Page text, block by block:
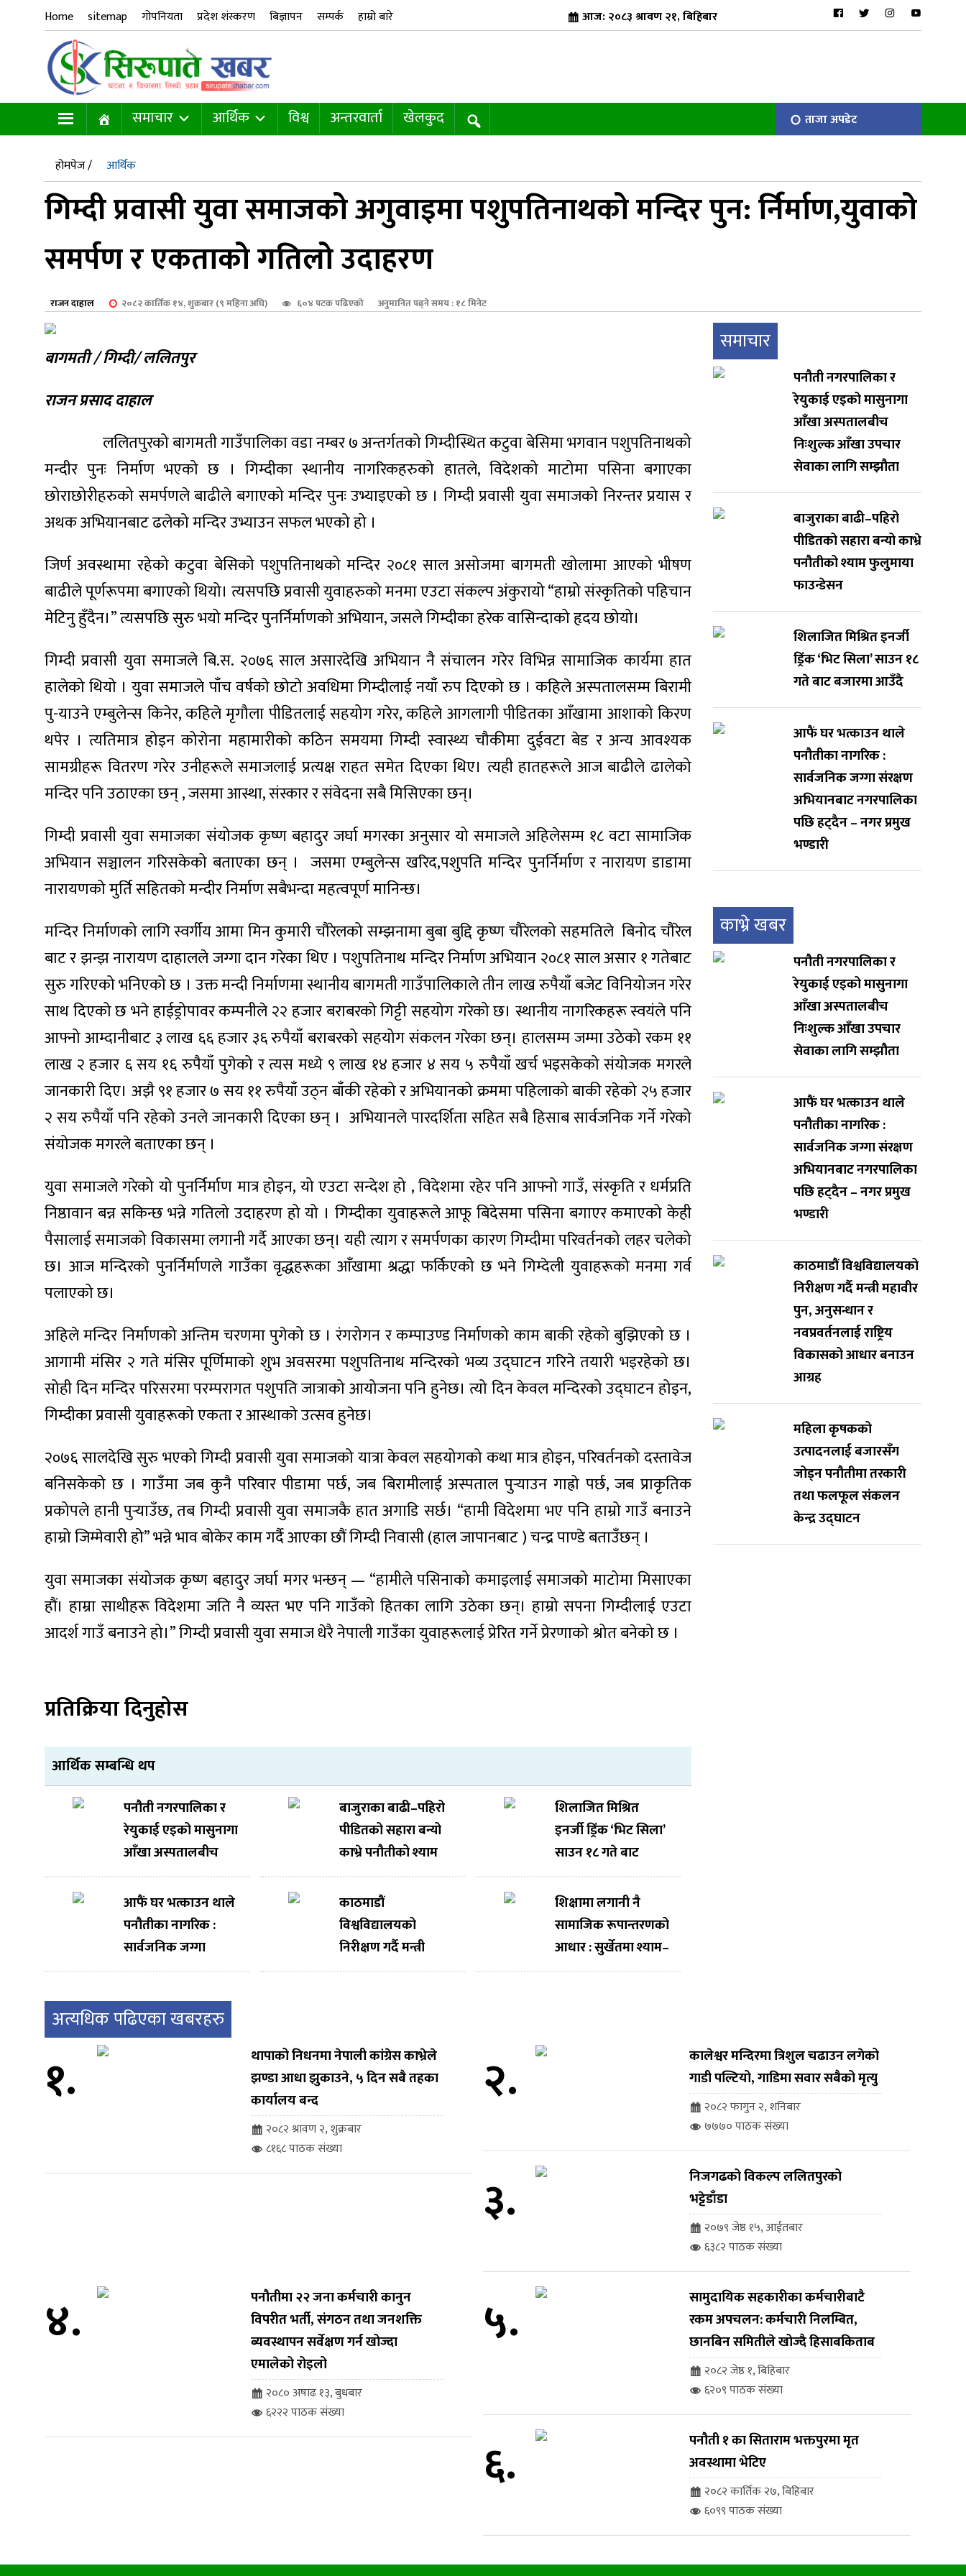
Home sitemap गोपनियता प्रदेश शंस्करण बिज्ञापन सम्पर्क हाम्रो बारे आज: २०८३ श्रावण २१, बिहिबार
समाचार आर्थिक विश्व अन्तरवार्ता खेलकुद ताजा अपडेट
होमपेज / आर्थिक
गिम्दी प्रवासी युवा समाजको अगुवाइमा पशुपतिनाथको मन्दिर पुन: र्निर्माण,युवाको
समर्पण र एकताको गतिलो उदाहरण
राजन दाहाल २०८२ कार्तिक १४, शुक्रबार (९ महिना अघि) ६०४ पटक पढिएको अनुमानित पढ्ने समय : १८ मिनेट
बागमती / गिम्दी/ ललितपुर
राजन प्रसाद दाहाल
ललितपुरको बागमती गाउँपालिका वडा नम्बर ७ अन्तर्गतको गिम्दीस्थित कटुवा बेसिमा भगवान पशुपतिनाथको
मन्दीर पुनः निर्माण भएको छ । गिम्दीका स्थानीय नागरिकहरुको हातले, विदेशको माटोमा पसिना बगाएका
छोराछोरीहरुको समर्पणले बाढीले बगाएको मन्दिर पुनः उभ्याइएको छ । गिम्दी प्रवासी युवा समाजको निरन्तर प्रयास र
अथक अभियानबाट ढलेको मन्दिर उभ्याउन सफल भएको हो ।
जिर्ण अवस्थामा रहेको कटुवा बेसिको पशुपतिनाथको मन्दिर २०८१ साल असोजमा बागमती खोलामा आएको भीषण
बाढीले पूर्णरूपमा बगाएको थियो। त्यसपछि प्रवासी युवाहरुको मनमा एउटा संकल्प अंकुरायो “हाम्रो संस्कृतिको पहिचान
मेटिनु हुँदैन।” त्यसपछि सुरु भयो मन्दिर पुनर्निर्माणको अभियान, जसले गिम्दीका हरेक वासिन्दाको हृदय छोयो।
गिम्दी प्रवासी युवा समाजले बि.स. २०७६ साल असारदेखि अभियान नै संचालन गरेर विभिन्न सामाजिक कार्यमा हात
हालेको थियो । युवा समाजले पाँच वर्षको छोटो अवधिमा गिम्दीलाई नयाँ रुप दिएको छ । कहिले अस्पतालसम्म बिरामी
पु-याउने एम्बुलेन्स किनेर, कहिले मृगौला पीडितलाई सहयोग गरेर, कहिले आगलागी पीडितका आँखामा आशाको किरण
थपेर । त्यतिमात्र होइन कोरोना महामारीको कठिन समयमा गिम्दी स्वास्थ्य चौकीमा दुईवटा बेड र अन्य आवश्यक
सामग्रीहरू वितरण गरेर उनीहरूले समाजलाई प्रत्यक्ष राहत समेत दिएका थिए। त्यही हातहरूले आज बाढीले ढालेको
मन्दिर पनि उठाएका छन् , जसमा आस्था, संस्कार र संवेदना सबै मिसिएका छन्।
गिम्दी प्रवासी युवा समाजका संयोजक कृष्ण बहादुर जर्घा मगरका अनुसार यो समाजले अहिलेसम्म १८ वटा सामाजिक
अभियान सञ्चालन गरिसकेको बताएका छन् । जसमा एम्बुलेन्स खरिद,पशुपति मन्दिर पुनर्निर्माण र नारायण डाडामा
नारायणको मुर्ति सहितको मन्दीर निर्माण सबैभन्दा महत्वपूर्ण मानिन्छ।
मन्दिर निर्माणको लागि स्वर्गीय आमा मिन कुमारी चौरेलको सम्झनामा बुबा बुद्दि कृष्ण चौरेलको सहमतिले बिनोद चौरेल
बाट र झन्झ नारायण दाहालले जग्गा दान गरेका थिए । पशुपतिनाथ मन्दिर निर्माण अभियान २०८१ साल असार १ गतेबाट
सुरु गरिएको भनिएको छ । उक्त मन्दी निर्माणमा स्थानीय बागमती गाउँपालिकाले तीन लाख रुपैयाँ बजेट विनियोजन गरेर
साथ दिएको छ भने हाईड्रोपावर कम्पनीले २२ हजार बराबरको गिट्टी सहयोग गरेको छ। स्थानीय नागरिकहरू स्वयंले पनि
आफ्नो आम्दानीबाट ३ लाख ६६ हजार ३६ रुपैयाँ बराबरको सहयोग संकलन गरेका छन्। हालसम्म जम्मा उठेको रकम ११
लाख २ हजार ६ सय १६ रुपैयाँ पुगेको र त्यस मध्ये ९ लाख १४ हजार ४ सय ५ रुपैयाँ खर्च भइसकेको संयोजक मगरले
जानकारी दिए। अझै ९१ हजार ७ सय ११ रुपैयाँ उठ्न बाँकी रहेको र अभियानको क्रममा पहिलाको बाकी रहेको २५ हजार
२ सय रुपैयाँ पनि रहेको उनले जानकारी दिएका छन् । अभियानले पारदर्शिता सहित सबै हिसाब सार्वजनिक गर्ने गरेको
संयोजक मगरले बताएका छन् ।
युवा समाजले गरेको यो पुनर्निर्माण मात्र होइन, यो एउटा सन्देश हो , विदेशमा रहेर पनि आफ्नो गाउँ, संस्कृति र धर्मप्रति
निष्ठावान बन्न सकिन्छ भन्ने गतिलो उदाहरण हो यो । गिम्दीका युवाहरूले आफू बिदेसमा पसिना बगाएर कमाएको केही
पैसालाई समाजको विकासमा लगानी गर्दै आएका छन्। यही त्याग र समर्पणका कारण गिम्दीमा परिवर्तनको लहर चलेको
छ। आज मन्दिरको पुनर्निर्माणले गाउँका वृद्धहरूका आँखामा श्रद्धा फर्किएको छ भने गिम्देली युवाहरूको मनमा गर्व
पलाएको छ।
अहिले मन्दिर निर्माणको अन्तिम चरणमा पुगेको छ । रंगरोगन र कम्पाउण्ड निर्माणको काम बाकी रहेको बुझिएको छ ।
आगामी मंसिर २ गते मंसिर पूर्णिमाको शुभ अवसरमा पशुपतिनाथ मन्दिरको भव्य उद्घाटन गरिने तयारी भइरहेको छ।
सोही दिन मन्दिर परिसरमा परम्परागत पशुपति जात्राको आयोजना पनि हुनेछ। त्यो दिन केवल मन्दिरको उद्घाटन होइन,
गिम्दीका प्रवासी युवाहरूको एकता र आस्थाको उत्सव हुनेछ।
२०७६ सालदेखि सुरु भएको गिम्दी प्रवासी युवा समाजको यात्रा केवल सहयोगको कथा मात्र होइन, परिवर्तनको दस्तावेज
बनिसकेको छ । गाउँमा जब कुनै परिवार पीडामा पर्छ, जब बिरामीलाई अस्पताल पुर्‍याउन गाह्रो पर्छ, जब प्राकृतिक
प्रकोपले हानी पुर्‍याउँछ, तब गिम्दी प्रवासी युवा समाजकै हात अगाडि सर्छ। “हामी विदेशमा भए पनि हाम्रो गाउँ बनाउने
हाम्रो जिम्मेवारी हो” भन्ने भाव बोकेर काम गर्दै आएका छौं गिम्दी निवासी (हाल जापानबाट ) चन्द्र पाण्डे बताउँछन् ।
युवा समाजका संयोजक कृष्ण बहादुर जर्घा मगर भन्छन् — “हामीले पसिनाको कमाइलाई समाजको माटोमा मिसाएका
हौं। हाम्रा साथीहरू विदेशमा जति नै व्यस्त भए पनि गाउँको हितका लागि उठेका छन्। हाम्रो सपना गिम्दीलाई एउटा
आदर्श गाउँ बनाउने हो।” गिम्दी प्रवासी युवा समाज धेरै नेपाली गाउँका युवाहरूलाई प्रेरित गर्ने प्रेरणाको श्रोत बनेको छ ।
प्रतिक्रिया दिनुहोस
आर्थिक सम्बन्धि थप
पनौती नगरपालिका र
रेयुकाई एइको मासुनागा
आँखा अस्पतालबीच
निःशुल्क आँखा उपचार
सेवाका लागि सम्झौता
बाजुराका बाढी–पहिरो
पीडितको सहारा बन्यो
काभ्रे पनौतीको श्याम
फुलुमाया फाउन्डेसन
शिलाजित मिश्रित
इनर्जी ड्रिंक ‘भिट सिला’
साउन १८ गते बाट
बजारमा आउँदै
आफैं घर भत्काउन थाले
पनौतीका नागरिक :
सार्वजनिक जग्गा
संरक्षण अभियानबाट
हट्दैन – नगर प्रमुख
भण्डारी
काठमाडौं
विश्वविद्यालयको
निरीक्षण गर्दै मन्त्री
महावीर पुन, अनुसन्धान
शिक्षामा लगानी नै
सामाजिक रूपान्तरणको
आधार : सुर्खेतमा श्याम–
फुलुमाया फाउण्डेसनको
समाचार
पनौती नगरपालिका र
रेयुकाई एइको मासुनागा
आँखा अस्पतालबीच
निःशुल्क आँखा उपचार
सेवाका लागि सम्झौता
बाजुराका बाढी–पहिरो
पीडितको सहारा बन्यो काभ्रे
पनौतीको श्याम फुलुमाया
फाउन्डेसन
शिलाजित मिश्रित इनर्जी
ड्रिंक ‘भिट सिला’ साउन १८
गते बाट बजारमा आउँदै
आफैं घर भत्काउन थाले
पनौतीका नागरिक :
सार्वजनिक जग्गा संरक्षण
अभियानबाट नगरपालिका
पछि हट्दैन – नगर प्रमुख
भण्डारी
काभ्रे खबर
पनौती नगरपालिका र
रेयुकाई एइको मासुनागा
आँखा अस्पतालबीच
निःशुल्क आँखा उपचार
सेवाका लागि सम्झौता
आफैं घर भत्काउन थाले
पनौतीका नागरिक :
सार्वजनिक जग्गा संरक्षण
अभियानबाट नगरपालिका
पछि हट्दैन – नगर प्रमुख
भण्डारी
काठमाडौं विश्वविद्यालयको
निरीक्षण गर्दै मन्त्री महावीर
पुन, अनुसन्धान र
नवप्रवर्तनलाई राष्ट्रिय
विकासको आधार बनाउन
आग्रह
महिला कृषकको
उत्पादनलाई बजारसँग
जोड्न पनौतीमा तरकारी
तथा फलफूल संकलन
केन्द्र उद्घाटन
अत्यधिक पढिएका खबरहरु
१.
थापाको निधनमा नेपाली कांग्रेस काभ्रेले
झण्डा आधा झुकाउने, ५ दिन सबै तहका
कार्यालय बन्द
२०८२ श्रावण २, शुक्रबार
८१६८ पाठक संख्या
२.
कालेश्वर मन्दिरमा त्रिशुल चढाउन लगेको
गाडी पल्टियो, गाडिमा सवार सबैको मृत्यु
२०८२ फागुन २, शनिबार
७७७० पाठक संख्या
३.
निजगढको विकल्प ललितपुरको
भट्टेडाँडा
२०७९ जेष्ठ १५, आईतबार
६३८२ पाठक संख्या
४.
पनौतीमा २२ जना कर्मचारी कानुन
विपरीत भर्ती, संगठन तथा जनशक्ति
ब्यवस्थापन सर्वेक्षण गर्न खोज्दा
एमालेको रोइलो
२०८० अषाढ १३, बुधबार
६२२२ पाठक संख्या
५.
सामुदायिक सहकारीका कर्मचारीबाटै
रकम अपचलन: कर्मचारी निलम्बित,
छानबिन समितीले खोज्दै हिसाबकिताब
२०८२ जेष्ठ १, बिहिबार
६२०९ पाठक संख्या
६.
पनौती १ का सिताराम भक्तपुरमा मृत
अवस्थामा भेटिए
२०८२ कार्तिक २७, बिहिबार
६०९९ पाठक संख्या